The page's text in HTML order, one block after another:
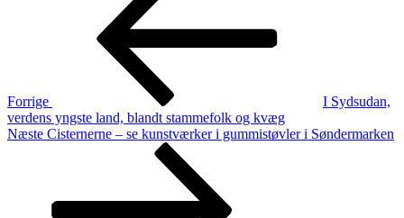
Forrige
I Sydsudan,
verdens yngste land, blandt stammefolk og kvæg
Næste
Næste Cisternerne – se kunstværker i gummistøvler i Søndermarken